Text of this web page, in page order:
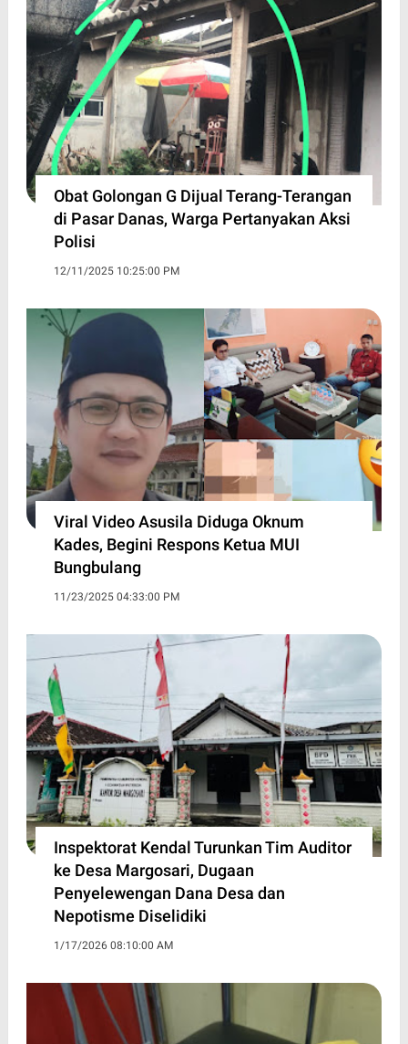
Obat Golongan G Dijual Terang-Terangan
di Pasar Danas, Warga Pertanyakan Aksi
Polisi
12/11/2025 10:25:00 PM
Viral Video Asusila Diduga Oknum
Kades, Begini Respons Ketua MUI
Bungbulang
11/23/2025 04:33:00 PM
Inspektorat Kendal Turunkan Tim Auditor
ke Desa Margosari, Dugaan
Penyelewengan Dana Desa dan
Nepotisme Diselidiki
1/17/2026 08:10:00 AM